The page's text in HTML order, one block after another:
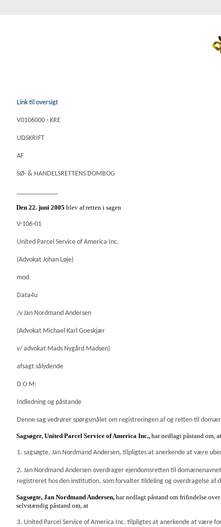
Link til oversigt
V0106000 - KRE
UDSKRIFT
AF
SØ- & HANDELSRETTENS DOMBOG
Den 22. juni 2005 blev af retten i sagen
V-106-01
United Parcel Service of America Inc.
(Advokat Johan Løje)
mod
Data4u
/v Jan Nordmand Andersen
(Advokat Michael Karl Goeskjær
v/ advokat Mads Nygård Madsen)
afsagt sålydende
D O M:
Indledning og påstande
Denne sag vedrører spørgsmålet om registreringen af og retten til
Sagsøger, United Parcel Service of America Inc., har nedlagt påstand om, at
1. sagsøgte, Jan Nordmand Andersen, tilpligtes at anerkende at være
2. Jan Nordmand Andersen overdrager ejendomsretten til
registreret hos den institution, som forvalter tildeling og overdragelse af
Sagsøgte, Jan Nordmand Andersen, har nedlagt påstand om frifindelse
selvstændig påstand om, at
3. United Parcel Service of America Inc. tilpligtes at anerkende at